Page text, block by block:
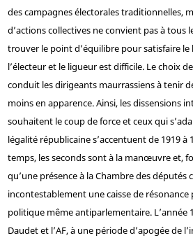
des campagnes électorales traditionnelles,
d’actions collectives ne convient pas à tous
trouver le point d’équilibre pour satisfaire
l’électeur et le ligueur est difficile. Le choix
conduit les dirigeants maurrassiens à tenir
moins en apparence. Ainsi, les dissensions
souhaitent le coup de force et ceux qui
légalité républicaine s’accentuent de 1919 à
temps, les seconds sont à la manœuvre et,
qu’une présence à la Chambre des députés
incontestablement une caisse de
politique même antiparlementaire. L’année
Daudet et l’AF, à une période d’apogée de